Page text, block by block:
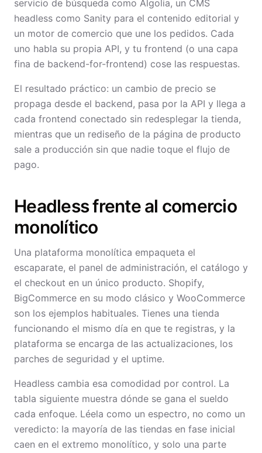
servicio de búsqueda como Algolia, un CMS
headless como Sanity para el contenido editorial y
un motor de comercio que une los pedidos. Cada
uno habla su propia API, y tu frontend (o una capa
fina de backend-for-frontend) cose las respuestas.
El resultado práctico: un cambio de precio se
propaga desde el backend, pasa por la API y llega a
cada frontend conectado sin redesplegar la tienda,
mientras que un rediseño de la página de producto
sale a producción sin que nadie toque el flujo de
pago.
Headless frente al comercio
monolítico
Una plataforma monolítica empaqueta el
escaparate, el panel de administración, el catálogo y
el checkout en un único producto. Shopify,
BigCommerce en su modo clásico y WooCommerce
son los ejemplos habituales. Tienes una tienda
funcionando el mismo día en que te registras, y la
plataforma se encarga de las actualizaciones, los
parches de seguridad y el uptime.
Headless cambia esa comodidad por control. La
tabla siguiente muestra dónde se gana el sueldo
cada enfoque. Léela como un espectro, no como un
veredicto: la mayoría de las tiendas en fase inicial
caen en el extremo monolítico, y solo una parte